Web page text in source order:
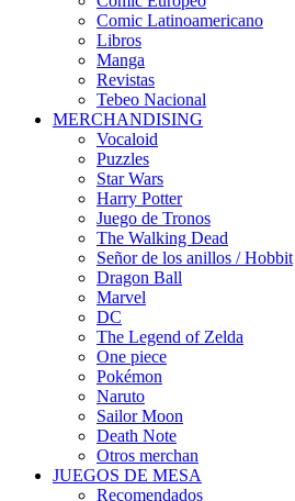
Comic Latinoamericano
Libros
Manga
Revistas
Tebeo Nacional
MERCHANDISING
Vocaloid
Puzzles
Star Wars
Harry Potter
Juego de Tronos
The Walking Dead
Señor de los anillos / Hobbit
Dragon Ball
Marvel
DC
The Legend of Zelda
One piece
Pokémon
Naruto
Sailor Moon
Death Note
Otros merchan
JUEGOS DE MESA
Recomendados